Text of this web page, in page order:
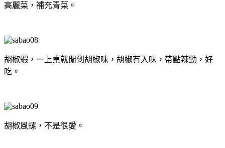
高麗菜，補充青菜。
胡椒蝦，一上桌就閒到胡椒味，胡椒有入味，帶點辣勁，好
吃。
胡椒風螺，不是很愛。